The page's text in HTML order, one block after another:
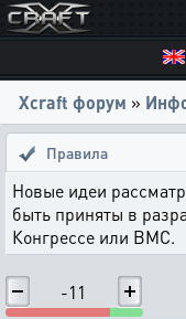
Xcraft форум »
Правила
Новые идеи
быть приняты в
Конгрессе или ВМС.
-11